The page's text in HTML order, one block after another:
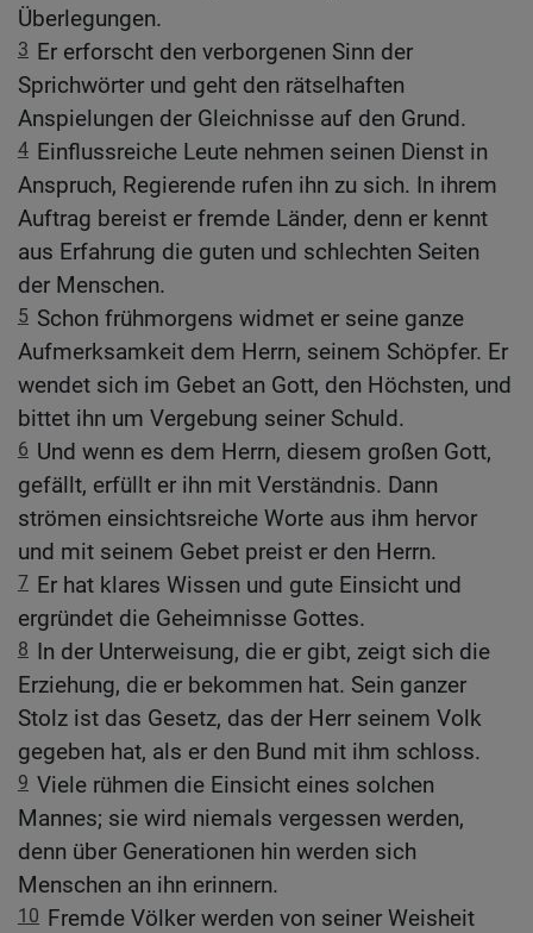
Überlegungen.
3 Er erforscht den verborgenen Sinn der
Sprichwörter und geht den rätselhaften
Anspielungen der Gleichnisse auf den Grund.
4 Einflussreiche Leute nehmen seinen Dienst in
Anspruch, Regierende rufen ihn zu sich. In ihrem
Auftrag bereist er fremde Länder, denn er kennt
aus Erfahrung die guten und schlechten Seiten
der Menschen.
5 Schon frühmorgens widmet er seine ganze
Aufmerksamkeit dem Herrn, seinem Schöpfer. Er
wendet sich im Gebet an Gott, den Höchsten, und
bittet ihn um Vergebung seiner Schuld.
6 Und wenn es dem Herrn, diesem großen Gott,
gefällt, erfüllt er ihn mit Verständnis. Dann
strömen einsichtsreiche Worte aus ihm hervor
und mit seinem Gebet preist er den Herrn.
7 Er hat klares Wissen und gute Einsicht und
ergründet die Geheimnisse Gottes.
8 In der Unterweisung, die er gibt, zeigt sich die
Erziehung, die er bekommen hat. Sein ganzer
Stolz ist das Gesetz, das der Herr seinem Volk
gegeben hat, als er den Bund mit ihm schloss.
9 Viele rühmen die Einsicht eines solchen
Mannes; sie wird niemals vergessen werden,
denn über Generationen hin werden sich
Menschen an ihn erinnern.
10 Fremde Völker werden von seiner Weisheit